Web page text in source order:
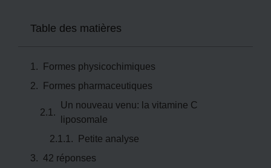
Table des matières
Formes physicochimiques
Formes pharmaceutiques
Un nouveau venu: la vitamine C
liposomale
Petite analyse
42 réponses